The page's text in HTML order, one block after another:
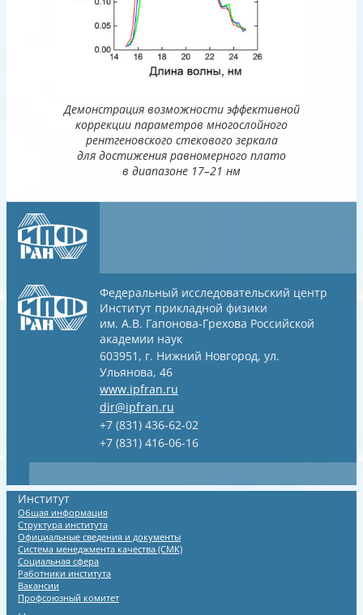
Демонстрация возможности эффективной
коррекции параметров многослойного
рентгеновского стекового зеркала
для достижения равномерного плато
в диапазоне 17–21 нм
Федеральный исследовательский центр
Институт прикладной физики
им. А.В. Гапонова-Грехова Российской
академии наук
603951, г. Нижний Новгород, ул.
Ульянова, 46
www.ipfran.ru
dir@ipfran.ru
+7 (831) 436-62-02
+7 (831) 416-06-16
Институт
Общая информация
Структура института
Официальные сведения и документы
Система менеджмента качества (СМК)
Социальная сфера
Работники института
Вакансии
Профсоюзный комитет